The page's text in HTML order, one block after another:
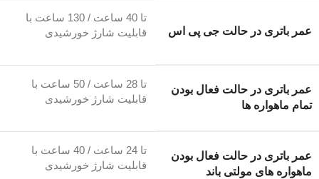
عمر باتری در حالت جی پی اس
تا 40 ساعت / 130 ساعت با
قابلیت شارژ خورشیدی
عمر باتری در حالت فعال بودن
تمام ماهواره ها
تا 28 ساعت / 50 ساعت با
قابلیت شارژ خورشیدی
عمر باتری در حالت فعال بودن
ماهواره های مولتی باند
تا 24 ساعت / 40 ساعت با
قابلیت شارژ خورشیدی